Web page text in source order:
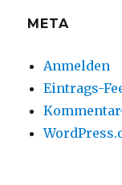
META
Anmelden
Eintrags-